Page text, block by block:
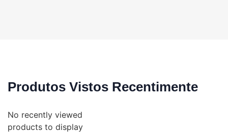
Produtos Vistos Recentimente
No recently viewed
products to display